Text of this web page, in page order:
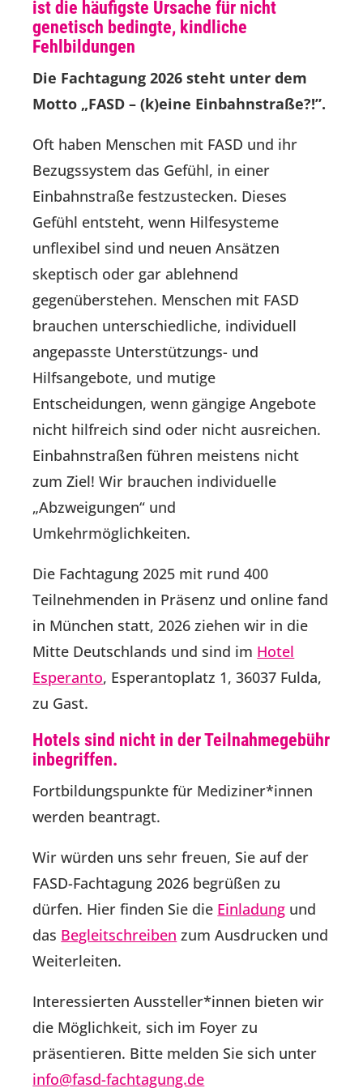
ist die häufigste Ursache für nicht
genetisch bedingte, kindliche
Fehlbildungen
Die Fachtagung 2026 steht unter dem
Motto „FASD – (k)eine Einbahnstraße?!”.
Oft haben Menschen mit FASD und ihr
Bezugssystem das Gefühl, in einer
Einbahnstraße festzustecken. Dieses
Gefühl entsteht, wenn Hilfesysteme
unflexibel sind und neuen Ansätzen
skeptisch oder gar ablehnend
gegenüberstehen. Menschen mit FASD
brauchen unterschiedliche, individuell
angepasste Unterstützungs- und
Hilfsangebote, und mutige
Entscheidungen, wenn gängige Angebote
nicht hilfreich sind oder nicht ausreichen.
Einbahnstraßen führen meistens nicht
zum Ziel! Wir brauchen individuelle
„Abzweigungen“ und
Umkehrmöglichkeiten.
Die Fachtagung 2025 mit rund 400
Teilnehmenden in Präsenz und online fand
in München statt, 2026 ziehen wir in die
Mitte Deutschlands und sind im Hotel
Esperanto, Esperantoplatz 1, 36037 Fulda,
zu Gast.
Hotels sind nicht in der Teilnahmegebühr
inbegriffen.
Fortbildungspunkte für Mediziner*innen
werden beantragt.
Wir würden uns sehr freuen, Sie auf der
FASD-Fachtagung 2026 begrüßen zu
dürfen. Hier finden Sie die Einladung und
das Begleitschreiben zum Ausdrucken und
Weiterleiten.
Interessierten Aussteller*innen bieten wir
die Möglichkeit, sich im Foyer zu
präsentieren. Bitte melden Sie sich unter
info@fasd-fachtagung.de